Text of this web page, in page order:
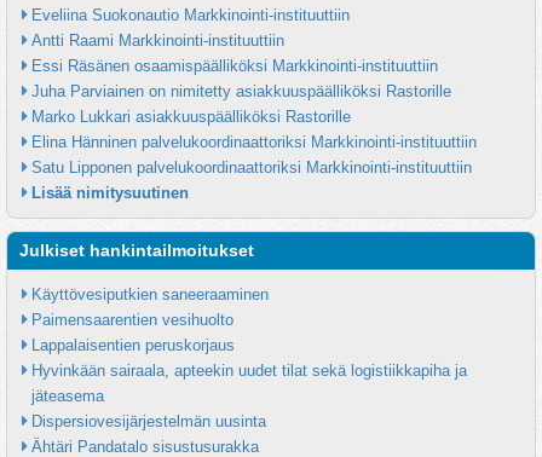
Eveliina Suokonautio Markkinointi-instituuttiin
Antti Raami Markkinointi-instituuttiin
Essi Räsänen osaamispäälliköksi Markkinointi-instituuttiin
Juha Parviainen on nimitetty asiakkuuspäälliköksi Rastorille
Marko Lukkari asiakkuuspäälliköksi Rastorille
Elina Hänninen palvelukoordinaattoriksi Markkinointi-instituuttiin
Satu Lipponen palvelukoordinaattoriksi Markkinointi-instituuttiin
Lisää nimitysuutinen
Julkiset hankintailmoitukset
Käyttövesiputkien saneeraaminen
Paimensaarentien vesihuolto
Lappalaisentien peruskorjaus
Hyvinkään sairaala, apteekin uudet tilat sekä logistiikkapiha ja
jäteasema
Dispersiovesijärjestelmän uusinta
Ähtäri Pandatalo sisustusurakka